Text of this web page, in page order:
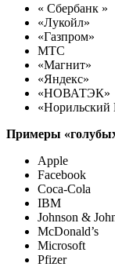
« Сбербанк »
«Лукойл»
«Газпром»
МТС
«Магнит»
«Яндекс»
«НОВАТЭК»
«Норильский
Примеры
Apple
Facebook
Coca-Cola
IBM
Johnson &
McDonald’s
Microsoft
Pfizer